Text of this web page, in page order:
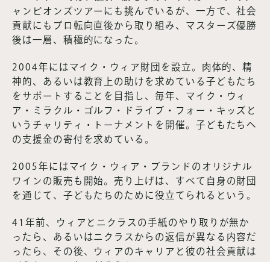
ャンピオンズツアーにも挑んでいるが、一方で、社会
貢献にもプロ転向直後から取り組み、マスターズ優勝
後は一層、積極的になった。
2004年にはマイク・ウィア財団を設立。肉体的、精
神的、あるいは教育上の助けを求めている子どもたち
をサポートすることを目指し、毎年、マイク・ウィ
ア・ミラクル・ゴルフ・ドライブ・フォー・キッズと
いうチャリティ・トーナメントを開催。子どもたちへ
の支援金の寄付を求めている。
2005年にはマイク・ウィア・ブランドのオリジナル
ワインの販売も開始。売り上げは、すべて自身の財団
を通じて、子どもたちのために役立てられるという。
41年前、ウィアとニクラスの手紙のやり取りが無か
ったら、あるいはニクラスからの返信が異なる内容だ
ったら、その後、ウィアのキャリアと彼の社会貢献は